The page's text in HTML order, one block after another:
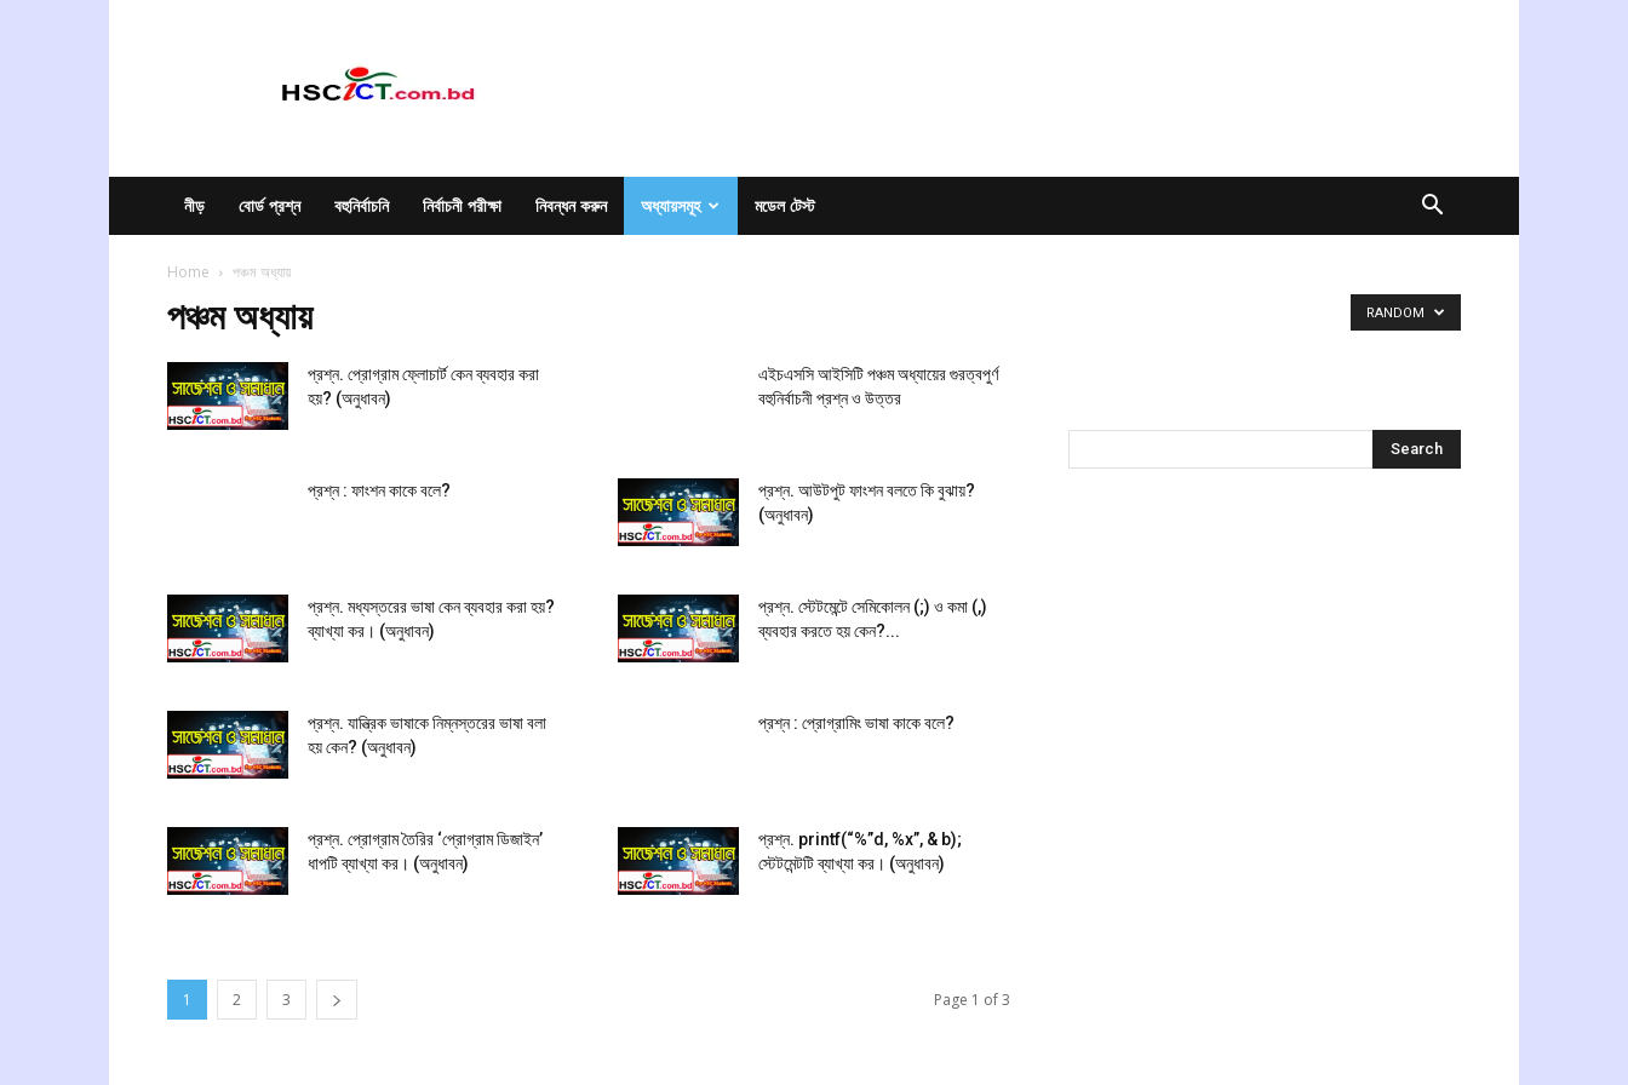
নীড় বোর্ড প্রশ্ন বহুনির্বাচনি নির্বাচনী পরীক্ষা নিবন্ধন করুন অধ্যায়সমূহ মডেল টেস্ট
Home পঞ্চম অধ্যায়
পঞ্চম অধ্যায় RANDOM
প্রশ্ন. প্রোগ্রাম ফ্লোচার্ট কেন ব্যবহার করা
হয়? (অনুধাবন)
এইচএসসি আইসিটি পঞ্চম অধ্যায়ের গুরত্বপুর্ণ
বহুনির্বাচনী প্রশ্ন ও উত্তর
প্রশ্ন : ফাংশন কাকে বলে?
প্রশ্ন. আউটপুট ফাংশন বলতে কি বুঝায়?
(অনুধাবন)
প্রশ্ন. মধ্যস্তরের ভাষা কেন ব্যবহার করা হয়?
ব্যাখ্যা কর। (অনুধাবন)
প্রশ্ন. স্টেটমেন্টে সেমিকোলন (;) ও কমা (,)
ব্যবহার করতে হয় কেন?...
প্রশ্ন. যান্ত্রিক ভাষাকে নিম্নস্তরের ভাষা বলা
হয় কেন? (অনুধাবন)
প্রশ্ন : প্রোগ্রামিং ভাষা কাকে বলে?
প্রশ্ন. প্রোগ্রাম তৈরির ‘প্রোগ্রাম ডিজাইন’
ধাপটি ব্যাখ্যা কর। (অনুধাবন)
প্রশ্ন. printf(“%”d, %x”, & b);
স্টেটমেন্টটি ব্যাখ্যা কর। (অনুধাবন)
1 2 3 Page 1 of 3